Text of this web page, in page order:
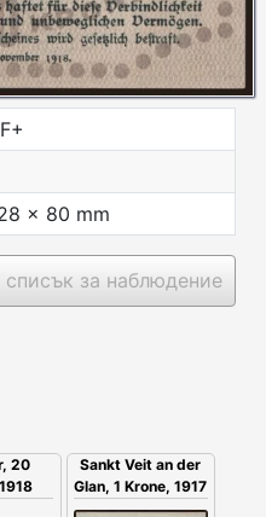
x 80 mm
за наблюдение
20
Sankt Veit an der
Glan, 1 Krone, 1917